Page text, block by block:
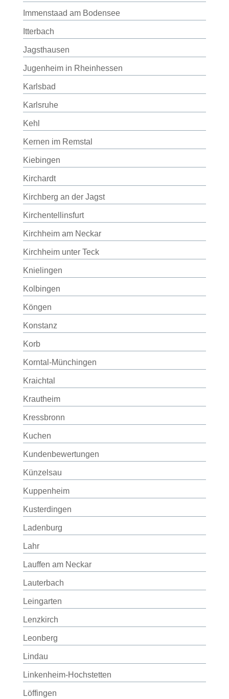
Immenstaad am Bodensee
Itterbach
Jagsthausen
Jugenheim in Rheinhessen
Karlsbad
Karlsruhe
Kehl
Kernen im Remstal
Kiebingen
Kirchardt
Kirchberg an der Jagst
Kirchentellinsfurt
Kirchheim am Neckar
Kirchheim unter Teck
Knielingen
Kolbingen
Köngen
Konstanz
Korb
Korntal-Münchingen
Kraichtal
Krautheim
Kressbronn
Kuchen
Kundenbewertungen
Künzelsau
Kuppenheim
Kusterdingen
Ladenburg
Lahr
Lauffen am Neckar
Lauterbach
Leingarten
Lenzkirch
Leonberg
Lindau
Linkenheim-Hochstetten
Löffingen